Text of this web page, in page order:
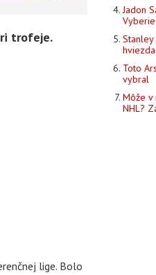
trofeje.
lige. Bolo
Jadon
Stanley
Toto
vybral
Môže v
NHL?